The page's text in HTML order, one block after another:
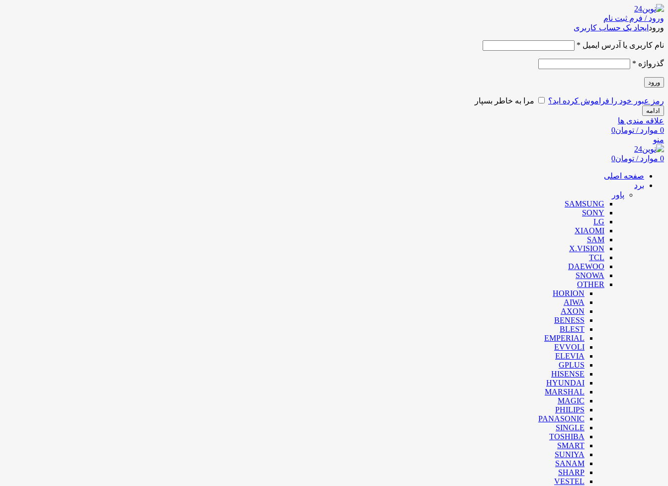
ورود / فرم ثبت نام
ورود ایجاد یک حساب کاربری
نام کاربری یا آدرس ایمیل *
گذرواژه *
ورود
رمز عبور خود را فراموش کرده اید؟ مرا به خاطر بسپار
ادامه
علاقه مندی ها
0 موارد / تومان0
منو
0 موارد / تومان0
صفحه اصلی
برد
پاور
SAMSUNG
SONY
LG
XIAOMI
SAM
X.VISION
TCL
DAEWOO
SNOWA
OTHER
HORION
AIWA
AXON
BENESS
BLEST
EMPERIAL
EVVOLI
ELEVIA
GPLUS
HISENSE
HYUNDAI
MARSHAL
MAGIC
PHILIPS
PANASONIC
SINGLE
TOSHIBA
SMART
SUNIYA
SANAM
SHARP
VESTEL